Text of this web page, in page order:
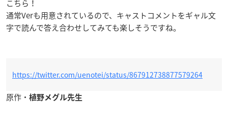
こちら！
通常Verも用意されているので、キャストコメントをギャル文
字で読んで答え合わせしてみても楽しそうですね。
https://twitter.com/uenotei/status/867912738877579264
原作・ 植野メグル先生